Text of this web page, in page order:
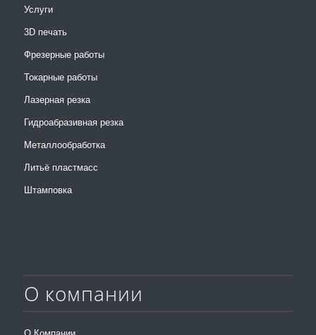
Услуги
3D печать
Фрезерные работы
Токарные работы
Лазерная резка
Гидроабразивная резка
Металлообработка
Литьё пластмасс
Штамповка
О компании